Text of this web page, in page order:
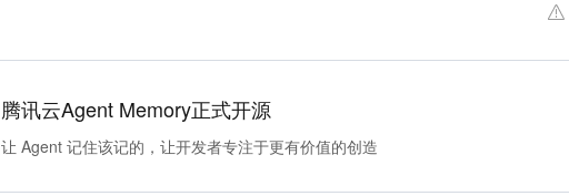
腾讯云Agent Memory正式开源
让 Agent 记住该记的，让开发者专注于更有价值的创造